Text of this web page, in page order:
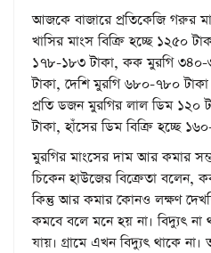
আজকে বাজারে প্রতিকেজি গরুর
খাসির মাংস বিক্রি হচ্ছে ১২৫০
১৭৮-১৮৩ টাকা, কক মুরগি ৩৪০-
টাকা, দেশি মুরগি ৬৮০-৭৮০
প্রতি ডজন মুরগির লাল ডিম ১২০
টাকা, হাঁসের ডিম বিক্রি হচ্ছে
মুরগির মাংসের দাম আর কমার
চিকেন হাউজের বিক্রেতা বলেন,
কিন্তু আর কমার কোনও লক্ষণ
কমবে বলে মনে হয় না। বিদ্যুৎ
যায়। গ্রামে এখন বিদ্যুৎ থাকে না।